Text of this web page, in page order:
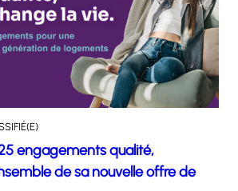
engagements qualité,
de sa nouvelle offre de